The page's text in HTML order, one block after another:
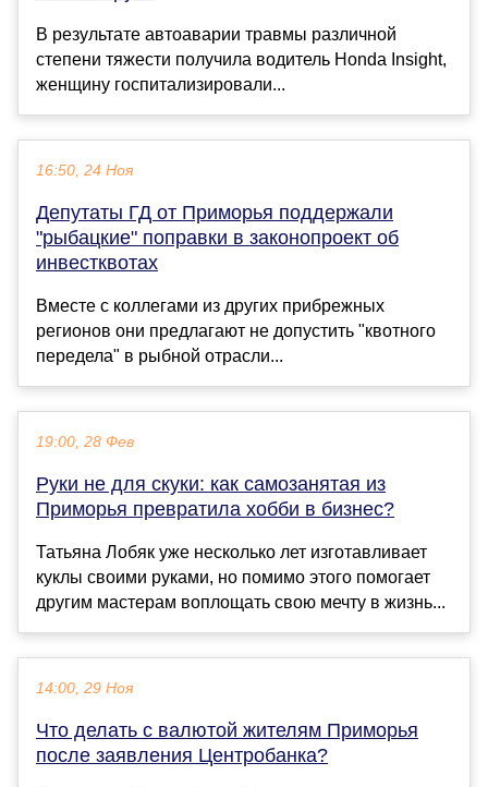
В результате автоаварии травмы различной
степени тяжести получила водитель Honda Insight,
женщину госпитализировали...
16:50, 24 Ноя
Депутаты ГД от Приморья поддержали
"рыбацкие" поправки в законопроект об
инвестквотах
Вместе с коллегами из других прибрежных
регионов они предлагают не допустить "квотного
передела" в рыбной отрасли...
19:00, 28 Фев
Руки не для скуки: как самозанятая из
Приморья превратила хобби в бизнес?
Татьяна Лобяк уже несколько лет изготавливает
куклы своими руками, но помимо этого помогает
другим мастерам воплощать свою мечту в жизнь...
14:00, 29 Ноя
Что делать с валютой жителям Приморья
после заявления Центробанка?